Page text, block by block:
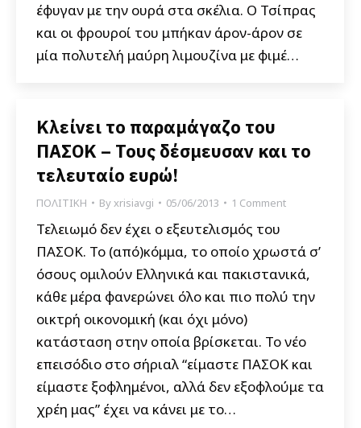
έφυγαν με την ουρά στα σκέλια. Ο Τσίπρας
και οι φρουροί του μπήκαν άρον-άρον σε
μία πολυτελή μαύρη λιμουζίνα με φιμέ…
Κλείνει το παραμάγαζο του
ΠΑΣΟΚ – Τους δέσμευσαν και το
τελευταίο ευρώ!
ΠΟΛΙΤΙΚΗ Byxrisiavgi 05/06/2013 1 Comment
Τελειωμό δεν έχει ο εξευτελισμός του
ΠΑΣΟΚ. Το (από)κόμμα, το οποίο χρωστά σ’
όσους ομιλούν Ελληνικά και πακιστανικά,
κάθε μέρα φανερώνει όλο και πιο πολύ την
οικτρή οικονομική (και όχι μόνο)
κατάσταση στην οποία βρίσκεται. Το νέο
επεισόδιο στο σήριαλ “είμαστε ΠΑΣΟΚ και
είμαστε ξοφλημένοι, αλλά δεν εξοφλούμε τα
χρέη μας” έχει να κάνει με το…